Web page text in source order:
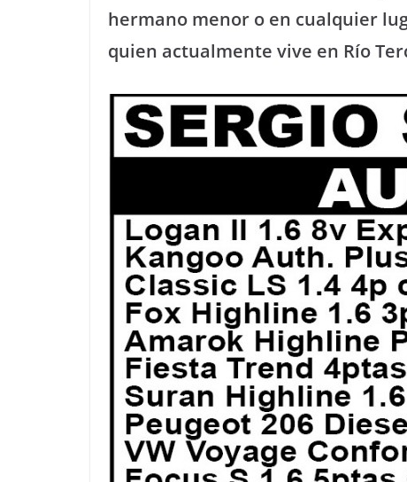
hermano menor o en cualquier
quien actualmente vive en Río